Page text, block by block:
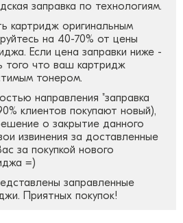
заправка по технологиям.
картридж оригинальным
на 40-70% от цены
Если цена заправки ниже -
того что ваш картридж
тонером.
направления "заправка
клиентов покупают новый),
о закрытие данного
извинения за доставленные
за покупкой нового
=)
заправленные
Приятных покупок!